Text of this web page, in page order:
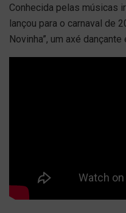
Conhecida pelas músicas
lançou para o carnaval de
Novinha”, um axé